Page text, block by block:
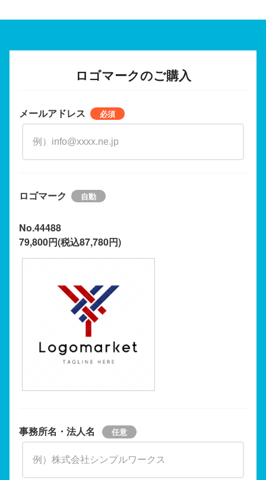
ロゴマークのご購入
メールアドレス
ロゴマーク
No.44488
79,800円(税込87,780円)
事務所名・法人名